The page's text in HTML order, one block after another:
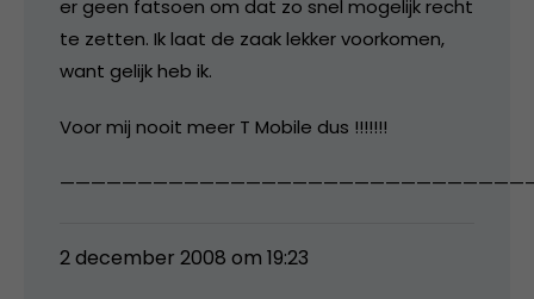
er geen fatsoen om dat zo snel mogelijk recht
te zetten. Ik laat de zaak lekker voorkomen,
want gelijk heb ik.
Voor mij nooit meer T Mobile dus !!!!!!!
2 december 2008 om 19:23